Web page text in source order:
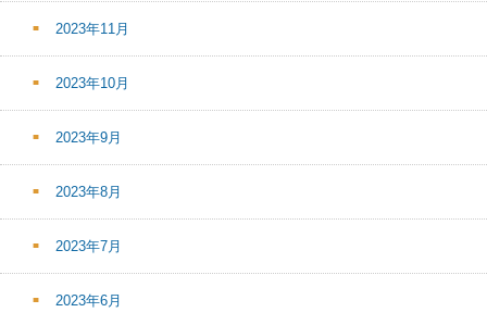
2023年11月
2023年10月
2023年9月
2023年8月
2023年7月
2023年6月